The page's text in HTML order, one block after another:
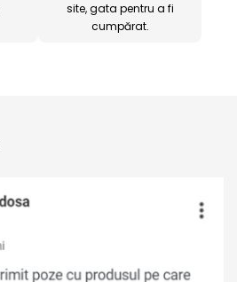
site, gata pentru a fi
cumpărat.